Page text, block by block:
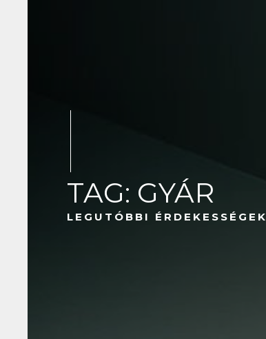
TAG: GYÁR
LEGUTÓBBI ÉRDEKESSÉGEK